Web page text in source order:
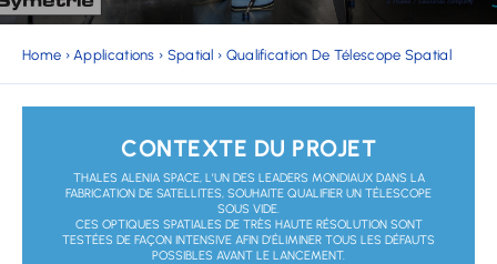
Home ›Applications › Spatial › Qualification De Télescope Spatial
CONTEXTE DU PROJET
THALES ALENIA SPACE, L’UN DES LEADERS MONDIAUX DANS LA
FABRICATION DE SATELLITES, SOUHAITE QUALIFIER UN TÉLESCOPE
SOUS VIDE.
CES OPTIQUES SPATIALES DE TRÈS HAUTE RÉSOLUTION SONT
TESTÉES DE FAÇON INTENSIVE AFIN D’ÉLIMINER TOUS LES DÉFAUTS
POSSIBLES AVANT LE LANCEMENT.